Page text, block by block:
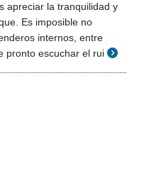
apreciar la tranquilidad y
Es imposible no
internos, entre
pronto escuchar el rui